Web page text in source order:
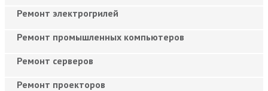
Ремонт электрогрилей
Ремонт промышленных компьютеров
Ремонт серверов
Ремонт проекторов